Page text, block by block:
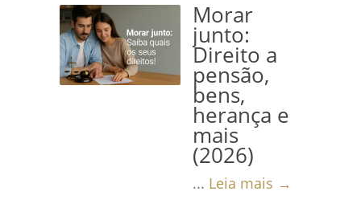
Morar
junto:
Direito a
pensão,
bens,
herança e
mais
(2026)
... Leia mais →